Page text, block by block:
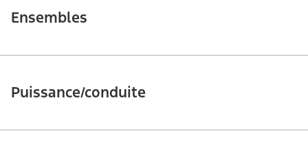
Ensembles
Puissance/conduite